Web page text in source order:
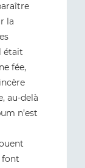
la
était
fée,
au-delà
n’est
font